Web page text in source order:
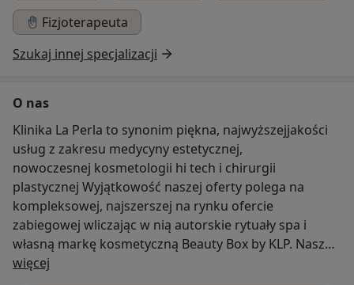
Fizjoterapeuta
Szukaj innej specjalizacji
O nas
Klinika La Perla to synonim piękna, najwyższejjakości
usług z zakresu medycyny estetycznej,
nowoczesnej kosmetologii hi tech i chirurgii
plastycznej Wyjątkowość naszej oferty polega na
kompleksowej, najszerszej na rynku ofercie
zabiegowej wliczając w nią autorskie rytuały spa i
własną markę kosmetyczną Beauty Box by KLP. Nasza
historia zaczęła się prawie 20 lat temu, dziś La
więcej